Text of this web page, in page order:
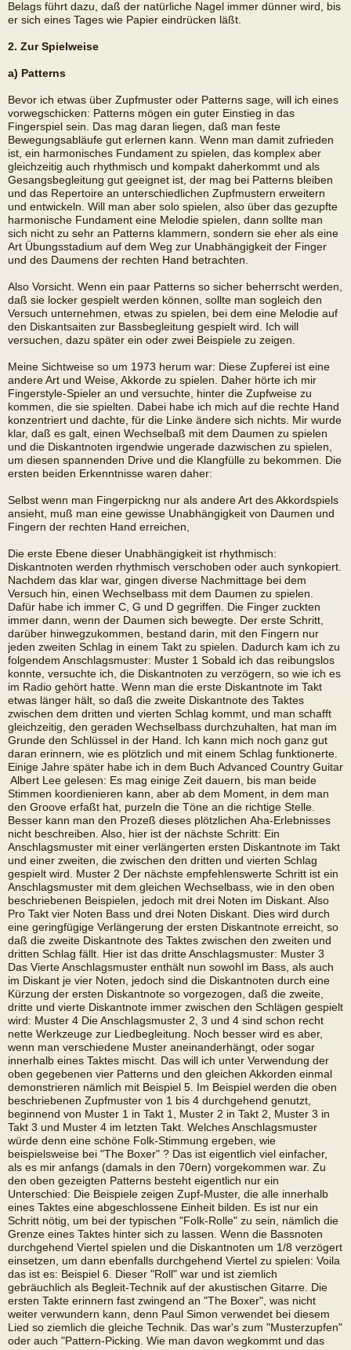
Belags führt dazu, daß der natürliche Nagel immer dünner wird, bis
er sich eines Tages wie Papier eindrücken läßt.
2. Zur Spielweise
a) Patterns
Bevor ich etwas über Zupfmuster oder Patterns sage, will ich eines
vorwegschicken: Patterns mögen ein guter Einstieg in das
Fingerspiel sein. Das mag daran liegen, daß man feste
Bewegungsabläufe gut erlernen kann. Wenn man damit zufrieden
ist, ein harmonisches Fundament zu spielen, das komplex aber
gleichzeitig auch rhythmisch und kompakt daherkommt und als
Gesangsbegleitung gut geeignet ist, der mag bei Patterns bleiben
und das Repertoire an unterschiedlichen Zupfmustern erweitern
und entwickeln. Will man aber solo spielen, also über das gezupfte
harmonische Fundament eine Melodie spielen, dann sollte man
sich nicht zu sehr an Patterns klammern, sondern sie eher als eine
Art Übungsstadium auf dem Weg zur Unabhängigkeit der Finger
und des Daumens der rechten Hand betrachten.
Also Vorsicht. Wenn ein paar Patterns so sicher beherrscht werden,
daß sie locker gespielt werden können, sollte man sogleich den
Versuch unternehmen, etwas zu spielen, bei dem eine Melodie auf
den Diskantsaiten zur Bassbegleitung gespielt wird. Ich will
versuchen, dazu später ein oder zwei Beispiele zu zeigen.
Meine Sichtweise so um 1973 herum war: Diese Zupferei ist eine
andere Art und Weise, Akkorde zu spielen. Daher hörte ich mir
Fingerstyle-Spieler an und versuchte, hinter die Zupfweise zu
kommen, die sie spielten. Dabei habe ich mich auf die rechte Hand
konzentriert und dachte, für die Linke ändere sich nichts. Mir wurde
klar, daß es galt, einen Wechselbaß mit dem Daumen zu spielen
und die Diskantnoten irgendwie ungerade dazwischen zu spielen,
um diesen spannenden Drive und die Klangfülle zu bekommen. Die
ersten beiden Erkenntnisse waren daher:
Selbst wenn man Fingerpickng nur als andere Art des Akkordspiels
ansieht, muß man eine gewisse Unabhängigkeit von Daumen und
Fingern der rechten Hand erreichen,
Die erste Ebene dieser Unabhängigkeit ist rhythmisch:
Diskantnoten werden rhythmisch verschoben oder auch synkopiert.
Nachdem das klar war, gingen diverse Nachmittage bei dem
Versuch hin, einen Wechselbass mit dem Daumen zu spielen.
Dafür habe ich immer C, G und D gegriffen. Die Finger zuckten
immer dann, wenn der Daumen sich bewegte. Der erste Schritt,
darüber hinwegzukommen, bestand darin, mit den Fingern nur
jeden zweiten Schlag in einem Takt zu spielen. Dadurch kam ich zu
folgendem Anschlagsmuster: Muster 1 Sobald ich das reibungslos
konnte, versuchte ich, die Diskantnoten zu verzögern, so wie ich es
im Radio gehört hatte. Wenn man die erste Diskantnote im Takt
etwas länger hält, so daß die zweite Diskantnote des Taktes
zwischen dem dritten und vierten Schlag kommt, und man schafft
gleichzeitig, den geraden Wechselbass durchzuhalten, hat man im
Grunde den Schlüssel in der Hand. Ich kann mich noch ganz gut
daran erinnern, wie es plötzlich und mit einem Schlag funktionerte.
Einige Jahre später habe ich in dem Buch Advanced Country Guitar
 Albert Lee gelesen: Es mag einige Zeit dauern, bis man beide
Stimmen koordienieren kann, aber ab dem Moment, in dem man
den Groove erfaßt hat, purzeln die Töne an die richtige Stelle.
Besser kann man den Prozeß dieses plötzlichen Aha-Erlebnisses
nicht beschreiben. Also, hier ist der nächste Schritt: Ein
Anschlagsmuster mit einer verlängerten ersten Diskantnote im Takt
und einer zweiten, die zwischen den dritten und vierten Schlag
gespielt wird. Muster 2 Der nächste empfehlenswerte Schritt ist ein
Anschlagsmuster mit dem gleichen Wechselbass, wie in den oben
beschriebenen Beispielen, jedoch mit drei Noten im Diskant. Also 
Pro Takt vier Noten Bass und drei Noten Diskant. Dies wird durch
eine geringfügige Verlängerung der ersten Diskantnote erreicht, so
daß die zweite Diskantnote des Taktes zwischen den zweiten und
dritten Schlag fällt. Hier ist das dritte Anschlagsmuster: Muster 3
Das Vierte Anschlagsmuster enthält nun sowohl im Bass, als auch
im Diskant je vier Noten, jedoch sind die Diskantnoten durch eine
Kürzung der ersten Diskantnote so vorgezogen, daß die zweite,
dritte und vierte Diskantnote immer zwischen den Schlägen gespielt
wird: Muster 4 Die Anschlagsmuster 2, 3 und 4 sind schon recht
nette Werkzeuge zur Liedbegleitung. Noch besser wird es aber,
wenn man verschiedene Muster aneinanderhängt, oder sogar
innerhalb eines Taktes mischt. Das will ich unter Verwendung der
oben gegebenen vier Patterns und den gleichen Akkorden einmal
demonstrieren nämlich mit Beispiel 5. Im Beispiel werden die oben
beschriebenen Zupfmuster von 1 bis 4 durchgehend genutzt,
beginnend von Muster 1 in Takt 1, Muster 2 in Takt 2, Muster 3 in
Takt 3 und Muster 4 im letzten Takt. Welches Anschlagsmuster
würde denn eine schöne Folk-Stimmung ergeben, wie
beispielsweise bei "The Boxer" ? Das ist eigentlich viel einfacher,
als es mir anfangs (damals in den 70ern) vorgekommen war. Zu
den oben gezeigten Patterns besteht eigentlich nur ein
Unterschied: Die Beispiele zeigen Zupf-Muster, die alle innerhalb
eines Taktes eine abgeschlossene Einheit bilden. Es ist nur ein
Schritt nötig, um bei der typischen "Folk-Rolle" zu sein, nämlich die
Grenze eines Taktes hinter sich zu lassen. Wenn die Bassnoten
durchgehend Viertel spielen und die Diskantnoten um 1/8 verzögert
einsetzen, um dann ebenfalls durchgehend Viertel zu spielen: Voila
das ist es: Beispiel 6. Dieser "Roll" war und ist ziemlich
gebräuchlich als Begleit-Technik auf der akustischen Gitarre. Die
ersten Takte erinnern fast zwingend an "The Boxer", was nicht
weiter verwundern kann, denn Paul Simon verwendet bei diesem
Lied so ziemlich die gleiche Technik. Das war's zum "Musterzupfen"
oder auch "Pattern-Picking. Wie man davon wegkommt und das